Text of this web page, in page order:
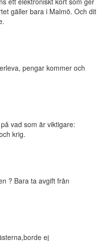
gäller bara i Malmö. Och dit
pengar kommer och
vad som är viktigare:
krig.
? Bara ta avgift från
ej